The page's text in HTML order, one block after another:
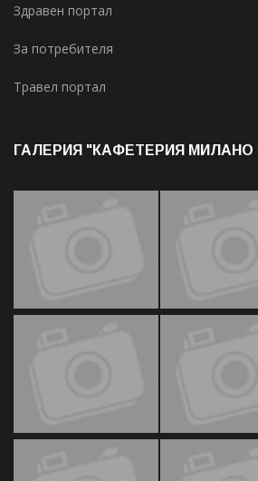
Здравен портал
За потребителя
Травел портал
ГАЛЕРИЯ "КАФЕТЕРИЯ МИЛАНО